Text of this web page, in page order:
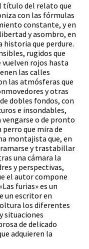
título del relato que
con las fórmulas
constante, y en
y asombro, en
historia que perdure.
rugidos que
vuelven rojos hasta
las calles
las atmósferas que
y otras
dobles fondos, con
e insondables,
vengarse o de pronto
perro que mira de
montajista que, en
y trastabillar
una cámara la
y perspectivas,
el autor compone
furias» es un
un escritor en
los diferentes
situaciones
de delicado
adquieren la